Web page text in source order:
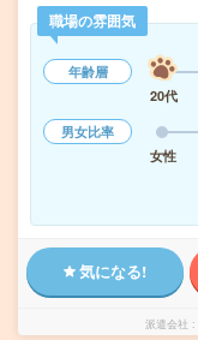
職場の雰囲気
年齢層
20代
男女比率
女性
気になる!
派遣会社